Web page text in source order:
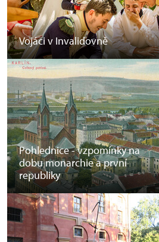
Vojáci v Invalidovně
Pohlednice - vzpomínky na
dobu monarchie a první
republiky